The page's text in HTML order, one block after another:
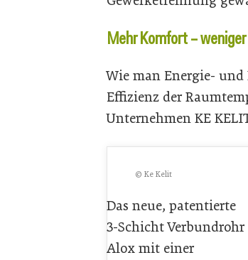
Mehr Komfort –
Wie man Energie-
Effizienz der
Unternehmen KE
© Ke Kelit
Das neue, patentierte
3-Schicht Verbundrohr
Alox mit einer